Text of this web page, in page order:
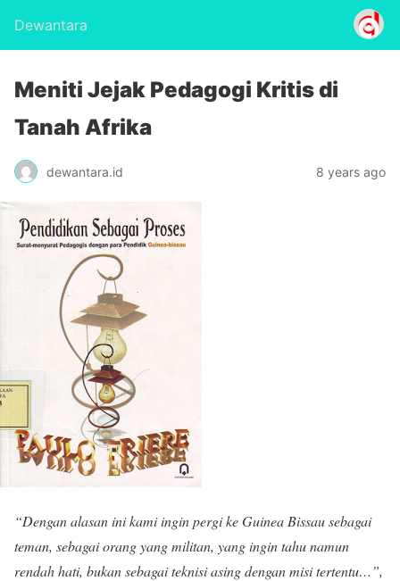
Dewantara
Meniti Jejak Pedagogi Kritis di
Tanah Afrika
dewantara.id 8 years ago
“Dengan alasan ini kami ingin pergi ke Guinea Bissau sebagai
teman, sebagai orang yang militan, yang ingin tahu namun
rendah hati, bukan sebagai teknisi asing dengan misi tertentu…”,